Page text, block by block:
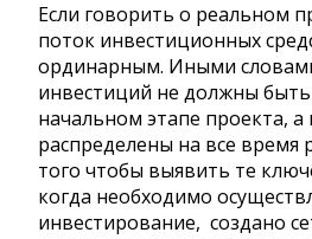
Если говорить о реальном
поток инвестиционных
ординарным. Иными
инвестиций не должны
начальном этапе проекта, а
распределены на все время
того чтобы выявить те
когда необходимо
инвестирование, создано